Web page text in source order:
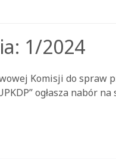
1/2024
Komisji do spraw
ogłasza nabór